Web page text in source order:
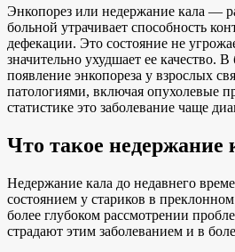
Энкопорез или недержание кала —
больной утрачивает способность
дефекации. Это состояние не
значительно ухудшает ее качество.
появление энкопореза у взрослых
патологиями, включая опухолевые
статистике это заболевание чаще
Что такое недержание
Недержание кала до недавнего
состоянием у стариков в
более глубоком рассмотрении
страдают этим заболеванием и в